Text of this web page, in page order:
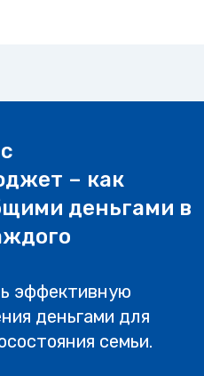
– как
деньгами в
эффективную
деньгами для
семьи.